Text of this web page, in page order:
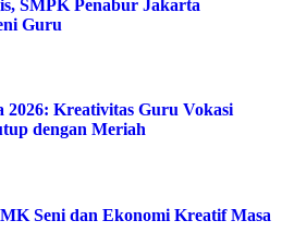
SMPK Penabur Jakarta
Guru
Kreativitas Guru Vokasi
dengan Meriah
Seni dan Ekonomi Kreatif Masa